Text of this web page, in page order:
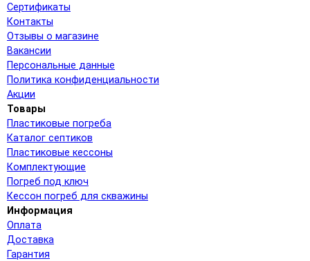
Сертификаты
Контакты
Отзывы о магазине
Вакансии
Персональные данные
Политика конфиденциальности
Акции
Товары
Пластиковые погреба
Каталог септиков
Пластиковые кессоны
Комплектующие
Погреб под ключ
Кессон погреб для скважины
Информация
Оплата
Доставка
Гарантия